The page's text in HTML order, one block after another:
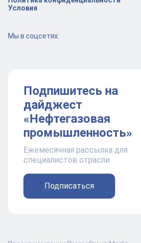
Условия
Мы в соцсетях:
Подпишитесь на
дайджест
«Нефтегазовая
промышленность»
Ежемесячная рассылка для
специалистов отрасли
Подписаться